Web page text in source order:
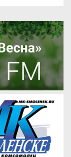
В Смоленске на
холодную...